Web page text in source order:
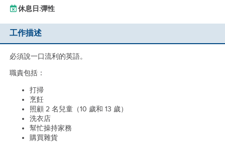
休息日:彈性
工作描述
必須說一口流利的英語。
職責包括：
打掃
烹飪
照顧 2 名兒童（10 歲和 13 歲）
洗衣店
幫忙操持家務
購買雜貨